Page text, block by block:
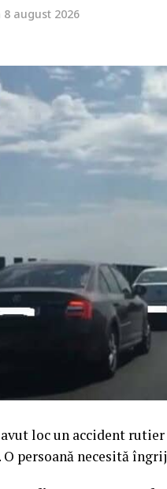
8 august 2026
loc un accident
persoană necesită